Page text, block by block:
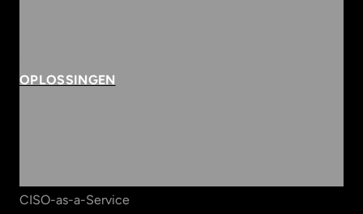
OPLOSSINGEN
CISO-as-a-Service